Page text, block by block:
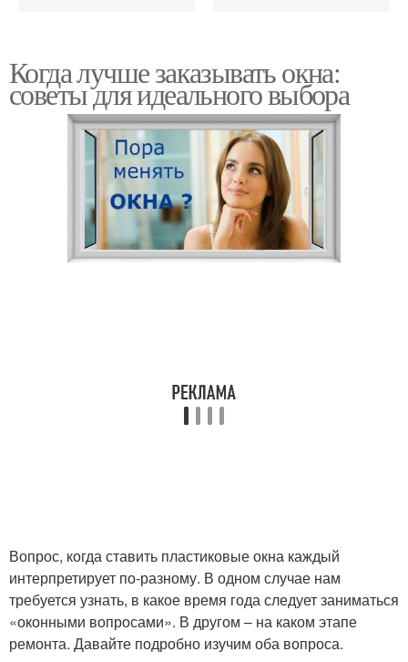
Когда лучше заказывать окна:
советы для идеального выбора
Вопрос, когда ставить пластиковые окна каждый
интерпретирует по-разному. В одном случае нам
требуется узнать, в какое время года следует заниматься
«оконными вопросами». В другом – на каком этапе
ремонта. Давайте подробно изучим оба вопроса.